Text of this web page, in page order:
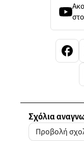
Σχόλια
Προβολή